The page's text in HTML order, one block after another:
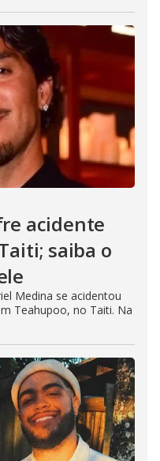
acidente
saiba o
Medina se acidentou
Teahupoo, no Taiti. Na